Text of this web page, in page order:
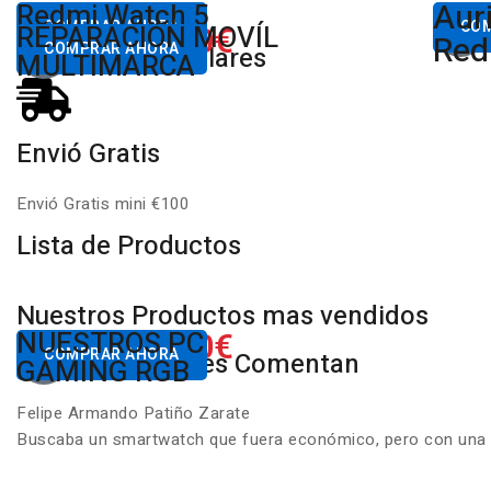
Desde80,00€
COMPRAR AHORA
Redmi Watch 5
Xiaomi
Desde650.00€
COMPRAR AHORA
REPARACIÓN MOVÍL
MULTIMARCA
Productos Populares
Envió Gratis
Envió Gratis mini €100
Lista de Productos
Nuestros Productos mas vendidos
Desde650.00€
COMPRAR AHORA
NUESTROS PC
GAMING RGB
Nuestros Clientes Comentan
Felipe Armando Patiño Zarate
Buscaba un smartwatch que fuera económico, pero con